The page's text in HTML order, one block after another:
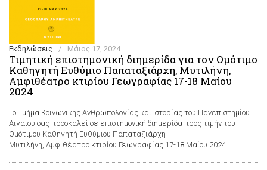
Εκδηλώσεις / Μάιος 17, 2024
Τιμητική επιστημονική διημερίδα για τον Ομότιμο
Καθηγητή Ευθύμιο Παπαταξιάρχη, Μυτιλήνη,
Αμφιθέατρο κτιρίου Γεωγραφίας 17-18 Μαίου
2024
Το Τμήμα Κοινωνικής Ανθρωπολογίας και Ιστορίας του Πανεπιστημίου
Αιγαίου σας προσκαλεί σε επιστημονική διημερίδα προς τιμήν του
Ομότιμου Καθηγητή Ευθύμιου Παπαταξιάρχη
Μυτιλήνη, Αμφιθέατρο κτιρίου Γεωγραφίας 17-18 Μαίου 2024